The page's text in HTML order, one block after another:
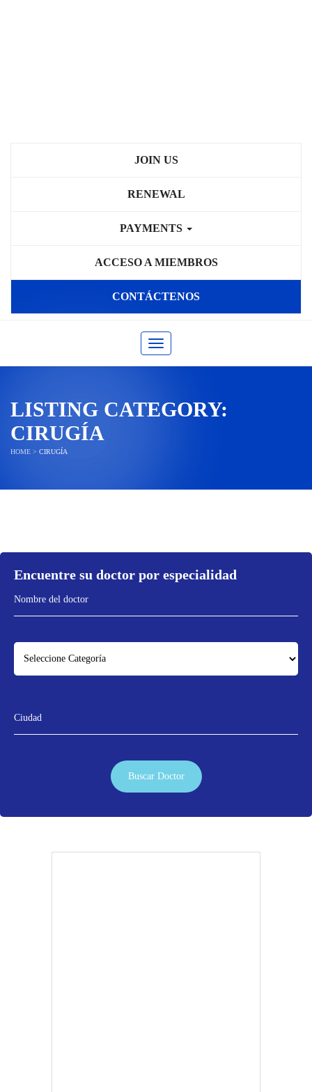
JOIN US
RENEWAL
PAYMENTS
ACCESO A MIEMBROS
CONTÁCTENOS
Toggle navigation
LISTING CATEGORY:
CIRUGÍA
HOME > CIRUGÍA
Encuentre su doctor por especialidad